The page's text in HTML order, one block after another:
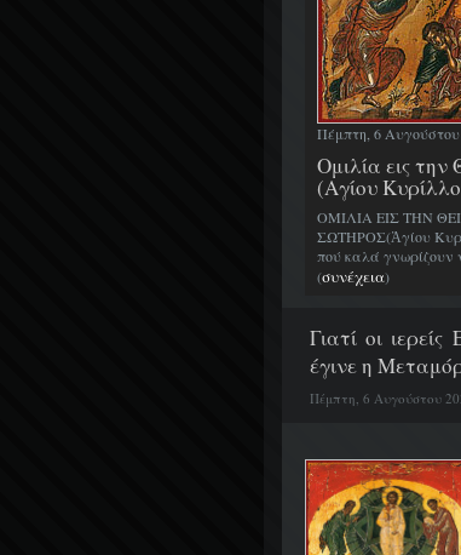
Πέμπτη, 6 Αυγούστου
Ομιλία εις
(Αγίου
ΟΜΙΛΙΑ ΕΙΣ ΤΗΝ
ΣΩΤΗΡΟΣ(Ἁγίου
πού καλά γνωρίζουν
(συνέχεια)
Γιατί οι
έγινε η
Πέμπτη, 6 Αυγούστου